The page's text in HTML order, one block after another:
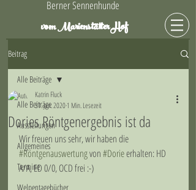
Berner Sennenhunde
vom MarienstätterHof
Beitrag
Alle Beiträge
Ausstellungen
Allgemeines
Termine
Welpentagebücher
Alle Beiträge
Dories Röntgenergebnis ist da
Katrin Fluck
31. Jan. 20201 Min. Lesezeit
Wir freuen uns sehr, wir haben die
#Röntgenauswertung von #Dorie erhalten: HD
A/A, ED 0/0, OCD frei :-)